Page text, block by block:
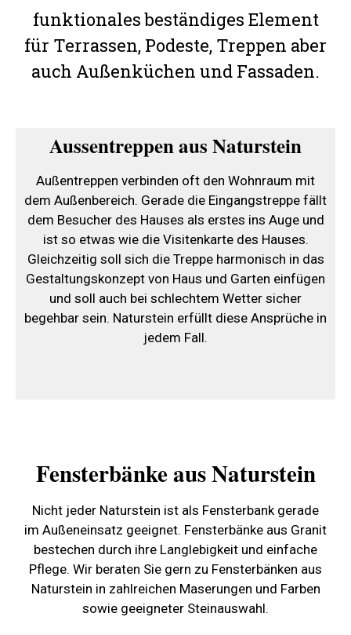
funktionales beständiges Element
für Terrassen, Podeste, Treppen aber
auch Außenküchen und Fassaden.
Aussentreppen aus Naturstein
Außentreppen verbinden oft den Wohnraum mit
dem Außenbereich. Gerade die Eingangstreppe fällt
dem Besucher des Hauses als erstes ins Auge und
ist so etwas wie die Visitenkarte des Hauses.
Gleichzeitig soll sich die Treppe harmonisch in das
Gestaltungskonzept von Haus und Garten einfügen
und soll auch bei schlechtem Wetter sicher
begehbar sein. Naturstein erfüllt diese Ansprüche in
jedem Fall.
Fensterbänke aus Naturstein
Nicht jeder Naturstein ist als Fensterbank gerade
im Außeneinsatz geeignet. Fensterbänke aus Granit
bestechen durch ihre Langlebigkeit und einfache
Pflege. Wir beraten Sie gern zu Fensterbänken aus
Naturstein in zahlreichen Maserungen und Farben
sowie geeigneter Steinauswahl.